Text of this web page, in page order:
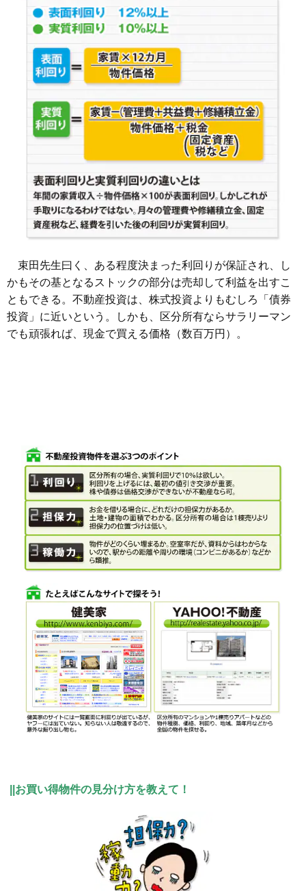
束田先生曰く、ある程度決まった利回りが保証され、し
かもその基となるストックの部分は売却して利益を出すこ
ともできる。不動産投資は、株式投資よりもむしろ「債券
投資」に近いという。しかも、区分所有ならサラリーマン
でも頑張れば、現金で買える価格（数百万円）。
||お買い得物件の見分け方を教えて！